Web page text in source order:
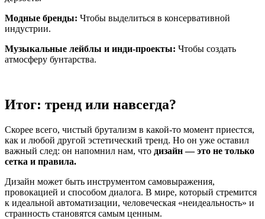
Модные бренды: Чтобы выделиться в консервативной
индустрии.
Музыкальные лейблы и инди-проекты: Чтобы создать
атмосферу бунтарства.
Итог: тренд или навсегда?
Скорее всего, чистый брутализм в какой-то момент приестся,
как и любой другой эстетический тренд. Но он уже оставил
важный след: он напомнил нам, что дизайн — это не только
сетка и правила.
Дизайн может быть инструментом самовыражения,
провокацией и способом диалога. В мире, который стремится
к идеальной автоматизации, человеческая «неидеальность» и
странность становятся самым ценным.